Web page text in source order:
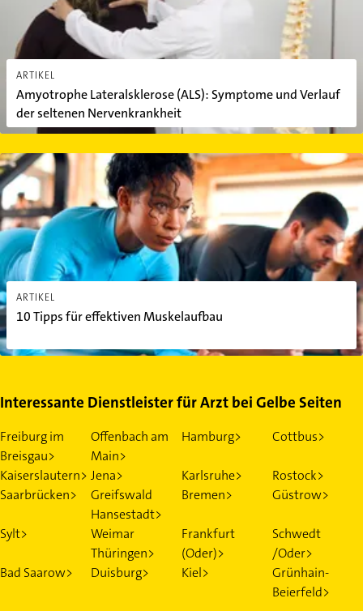
ARTIKEL
Amyotrophe Lateralsklerose (ALS): Symptome und Verlauf
der seltenen Nervenkrankheit
ARTIKEL
10 Tipps für effektiven Muskelaufbau
10 Tipps für effektiven Muskelaufbau
Interessante Dienstleister für Arzt bei Gelbe Seiten
Freiburg im
Breisgau>
Offenbach am
Main>
Hamburg> Cottbus>
Kaiserslautern> Jena> Karlsruhe>
Rostock>
Saarbrücken>
Greifswald
Hansestadt>
Bremen> Güstrow>
Sylt>
Weimar
Thüringen>
Frankfurt
(Oder)>
Schwedt
/Oder>
Bad Saarow>
Duisburg> Kiel>
Grünhain-
Beierfeld>